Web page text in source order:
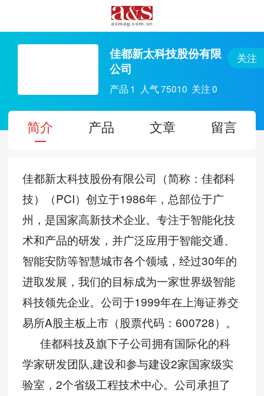
佳都新太科技股份有限
公司
产品 1 人气75010 关注0
关注
简介 产品 文章 留言
佳都新太科技股份有限公司（简称：佳都科
技）（PCI）创立于1986年，总部位于广
州，是国家高新技术企业。专注于智能化技
术和产品的研发，并广泛应用于智能交通、
智能安防等智慧城市各个领域，经过30年的
进取发展，我们的目标成为一家世界级智能
科技领先企业。公司于1999年在上海证券交
易所A股主板上市（股票代码：600728）。
佳都科技及旗下子公司拥有国际化的科
学家研发团队,建设和参与建设2家国家级实
验室，2个省级工程技术中心。公司承担了